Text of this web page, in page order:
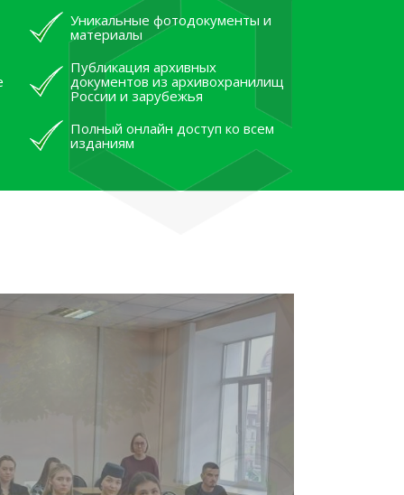
Уникальные фотодокументы и
материалы
Публикация архивных
документов из архивохранилищ
России и зарубежья
Полный онлайн доступ ко всем
изданиям
рассказали об архивных